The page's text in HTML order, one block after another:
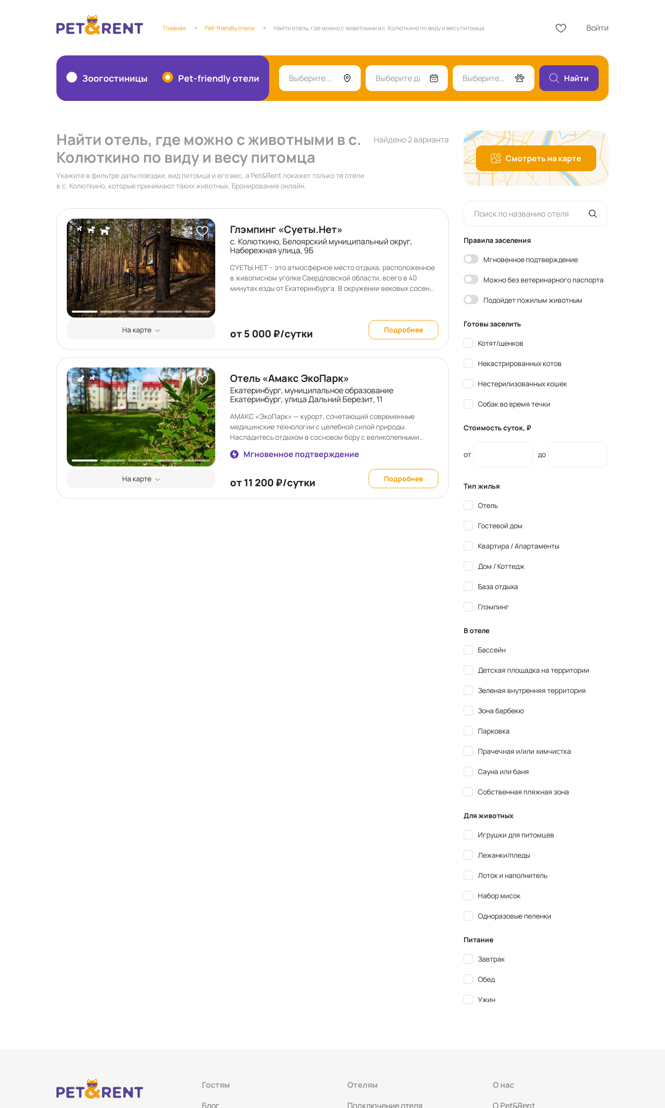
Главная Pet-friendly отели Найти отель, где можно с животными в с. Колюткино по виду и весу питомца Войти
Зоогостиницы Pet-friendly отели Выберите город Выберите даты Выберите гостей Найти
Найти отель, где можно с животными в с.
Колюткино по виду и весу питомца
Укажите в фильтре даты поездки, вид питомца и его вес, а Pet&Rent покажет только те отели
в с. Колюткино, которые принимают таких животных. Бронирование онлайн.
Найдено 2 варианта
На карте
Глэмпинг «Суеты.Нет»
с. Колюткино, Белоярский муниципальный округ,
Набережная улица, 9Б
СУЕТЫ.НЕТ – это атмосферное место отдыха, расположенное
в живописном уголке Свердловской области, всего в 40
минутах езды от Екатеринбурга. В окружении вековых сосен
честь уральских животных – Лиса, Заяц, Рысь, Белка, Кабан,
Лось, Медведь и Бобер. Все домики имеют индивидуальную
террасу. Возле некоторых установлены сетки-гамаки,
выдерживающие до 400 кг, а у некоторых столы со
скамейками. Инфраструктура комплекса включает две бани с
березовые веники), лобное место для посиделок, спуск к реке
с уютной зоной отдыха и даже фортепиано для творческих
натур. Мы рады домашним питомцам и готовы к размещению в
отельных домиках гостей с собаками любых размеров.
от 5 000 ₽/сутки Подробнее
На карте
Отель «Амакс ЭкоПарк»
Екатеринбург, муниципальное образование
Екатеринбург, улица Дальний Березит, 11
АМАКС «ЭкоПарк» — курорт, сочетающий современные
медицинские технологии с целебной силой природы.
Насладитесь отдыхом в сосновом бору с великолепными
европейского уровня. Мы заботимся о каждом госте, включая
Мгновенное подтверждение
от 11 200 ₽/сутки Подробнее
Смотреть на карте
Правила заселения
Мгновенное подтверждение
Можно без ветеринарного паспорта
Подойдет пожилым животным
Готовы заселить
Котят/щенков
Некастрированных котов
Нестерилизованных кошек
Собак во время течки
Стоимость суток, ₽
от до
Тип жилья
Отель
Гостевой дом
Квартира / Апартаменты
Дом / Коттедж
База отдыха
Глэмпинг
В отеле
Бассейн
Детская площадка на территории
Зеленая внутренняя территория
Зона барбекю
Парковка
Прачечная и/или химчистка
Сауна или баня
Собственная пляжная зона
Для животных
Игрушки для питомцев
Лежанки/пледы
Лоток и наполнитель
Набор мисок
Одноразовые пеленки
Питание
Завтрак
Обед
Ужин
Гостям
Блог
Отелям
Подключение отеля
О нас
O Pet&Rent